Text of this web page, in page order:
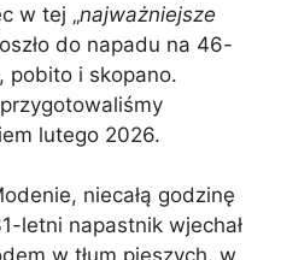
w tej „najważniejsze
do napadu na 46-
pobito i skopano.
lutego 2026.
niecałą godzinę
letni napastnik wjechał